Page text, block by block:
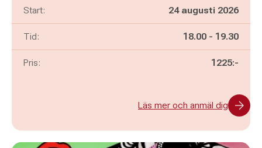
Start: 24 augusti 2026
Tid: Pågår mellan
18.00 - och
19.30
Pris: 1225:-
Läs mer och anmäl dig